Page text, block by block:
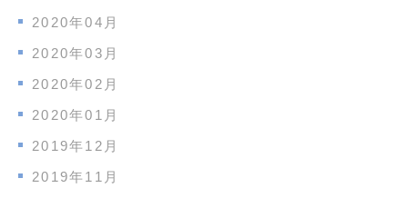
2020年04月
2020年03月
2020年02月
2020年01月
2019年12月
2019年11月